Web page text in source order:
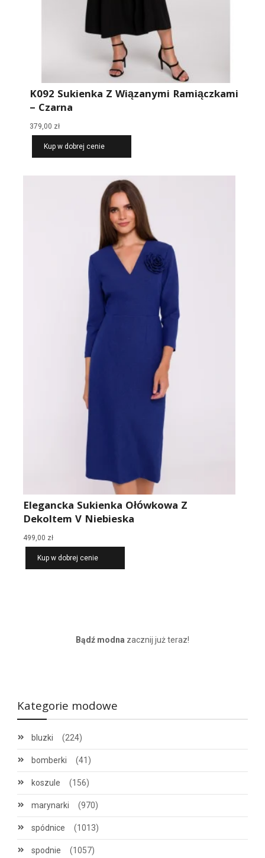
K092 Sukienka Z Wiązanymi Ramiączkami
– Czarna
379,00 zł
Kup w dobrej cenie
Elegancka Sukienka Ołówkowa Z
Dekoltem V Niebieska
499,00 zł
Kup w dobrej cenie
Bądź modna zacznij już teraz!
Kategorie modowe
bluzki (224)
bomberki (41)
koszule (156)
marynarki (970)
spódnice (1013)
spodnie (1057)